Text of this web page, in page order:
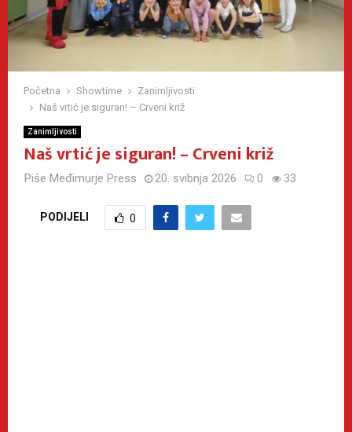
Početna Showtime
Zanimljivosti
Naš vrtić je siguran! – Crveni križ
Zanimljivosti
Naš vrtić je siguran! – Crveni križ
Piše Međimurje Press 20. svibnja 2026 0 33
PODIJELI 0